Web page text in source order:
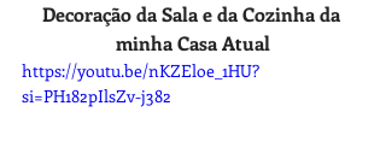
Decoração da Sala e da Cozinha da
minha Casa Atual
https://youtu.be/nKZEloe_1HU?
si=PH182pIlsZv-j382